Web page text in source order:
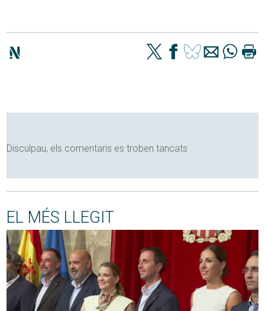
Disculpau, els comentaris es troben tancats
EL MÉS LLEGIT